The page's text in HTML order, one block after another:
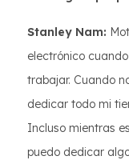
Stanley Nam:
electrónico
trabajar. Cuando
dedicar todo mi
Incluso mientras
puedo dedicar